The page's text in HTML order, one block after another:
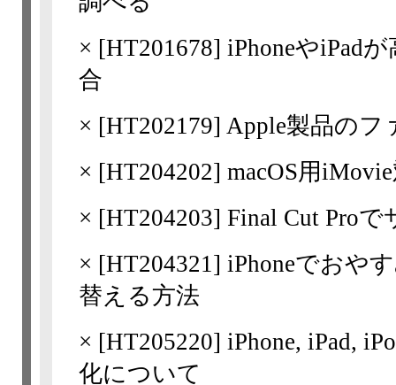
× [HT201678] iPhoneやiPad
合
× [HT202179] Apple製品のフ
× [HT204202] macOS用
× [HT204203] Final Cut Pro
× [HT204321] iPhoneでおや
替える方法
× [HT205220] iPhone, iPad,
化について